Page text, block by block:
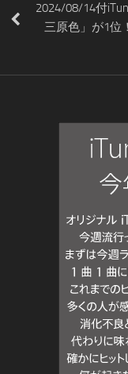
2024/08/14付
三原色」が1位